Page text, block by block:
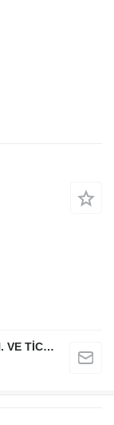
SAURUS YÜKLEME SİSTEMLERİ MAK. SAN. VE TİC. LTD. ŞTİ.